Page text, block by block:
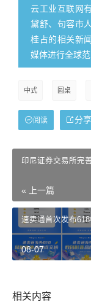
云工业互联网
黛舒、句容市
桂占的相关新
媒体进行全球范
中式 圆桌
分享
阅读
印尼证券交易所完
« 上一篇
速卖通首次发布
08-07
相关内容